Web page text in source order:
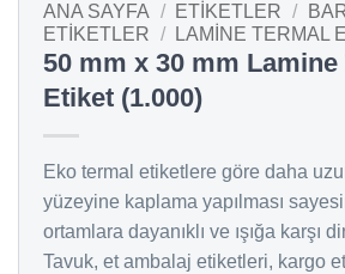
ANA SAYFA / ETIKETLER /
ETIKETLER / LAMINE TERMAL
50 mm x 30 mm Lamine
Etiket (1.000)
Eko termal etiketlere göre daha
yüzeyine kaplama yapılması
ortamlara dayanıklı ve ışığa karşı
Tavuk, et ambalaj etiketleri, kargo